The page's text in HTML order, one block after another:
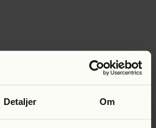
Detaljer Om